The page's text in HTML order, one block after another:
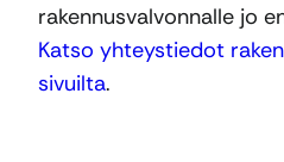
rakennusvalvonnalle jo
Katso yhteystiedot
sivuilta.